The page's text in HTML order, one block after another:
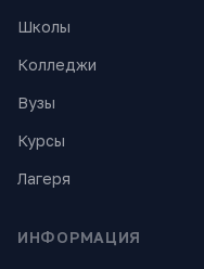
Школы
Колледжи
Вузы
Курсы
Лагеря
ИНФОРМАЦИЯ